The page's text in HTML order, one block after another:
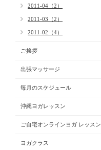
2011-04（2）
2011-03（2）
2011-02（4）
ご挨拶
出張マッサージ
毎月のスケジュール
沖縄ヨガレッスン
ご自宅オンラインヨガ レッスン
ヨガクラス